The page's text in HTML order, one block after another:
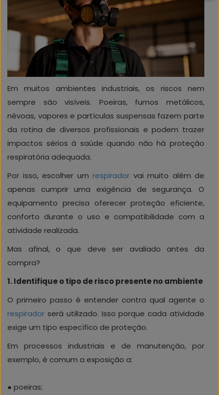
ATENDIMENTO
Em muitos ambientes industriais, os riscos nem
sempre são visíveis. Poeiras, fumos metálicos,
névoas, vapores e partículas suspensas fazem parte
da rotina de diversos profissionais e podem trazer
impactos sérios à saúde quando não há proteção
respiratória adequada.
Por isso, escolher um respirador vai muito além de
apenas cumprir uma exigência de segurança. O
equipamento precisa oferecer proteção eficiente,
conforto durante o uso e compatibilidade com a
atividade realizada.
Mas afinal, o que deve ser avaliado antes da
compra?
1. Identifique o tipo de risco presente no ambiente
O primeiro passo é entender contra qual agente o
respirador será utilizado. Isso porque cada atividade
exige um tipo específico de proteção.
Em processos industriais e de manutenção, por
exemplo, é comum a exposição a:
● poeiras;